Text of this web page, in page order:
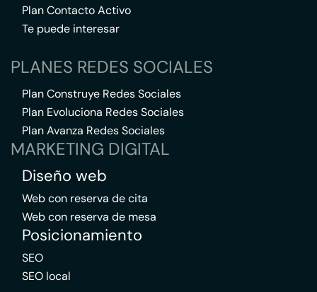
Plan Contacto Activo
Te puede interesar
PLANES REDES SOCIALES
Plan Construye Redes Sociales
Plan Evoluciona Redes Sociales
Plan Avanza Redes Sociales
MARKETING DIGITAL
Diseño web
Web con reserva de cita
Web con reserva de mesa
Posicionamiento
SEO
SEO local